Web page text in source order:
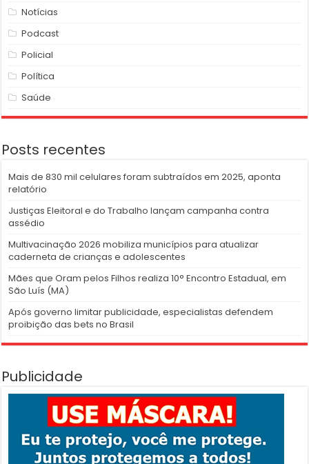
Notícias
Podcast
Policial
Política
Saúde
Posts recentes
Mais de 830 mil celulares foram subtraídos em 2025, aponta
relatório
Justiças Eleitoral e do Trabalho lançam campanha contra
assédio
Multivacinação 2026 mobiliza municípios para atualizar
caderneta de crianças e adolescentes
Mães que Oram pelos Filhos realiza 10° Encontro Estadual, em
São Luís (MA)
Após governo limitar publicidade, especialistas defendem
proibição das bets no Brasil
Publicidade